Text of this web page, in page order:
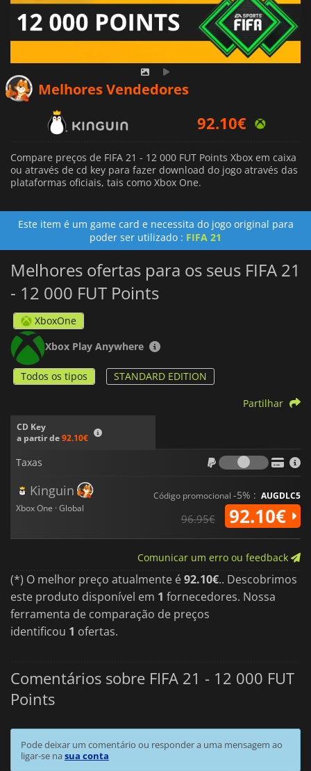
Melhores Vendedores
92.10€
Compare preços de FIFA 21 - 12 000 FUT Points Xbox em caixa
ou através de cd key para fazer download do jogo através das
plataformas oficiais, tais como Xbox One.
Este item é um game card e necessita do jogo original para
poder ser utilizado : FIFA 21
Melhores ofertas para os seus FIFA 21
- 12 000 FUT Points
XboxOne
Xbox Play Anywhere
Todos os tipos STANDARD EDITION
CD Key
a partir de92.10€
Partilhar
Taxas
Taxas
Kinguin
Xbox One · Global
Código promocional -5% : AUGDLC5
96.95€ 92.10€
Comunicar um erro ou feedback
(*) O melhor preço atualmente é92.10€.. Descobrimos
este produto disponível em 1 fornecedores. Nossa
ferramenta de comparação de preços
identificou 1 ofertas.
Comentários sobre FIFA 21 - 12 000 FUT
Points
Pode deixar um comentário ou responder a uma mensagem ao
ligar-se nasua conta